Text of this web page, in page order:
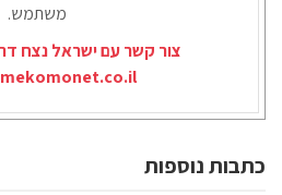
משתמש.
צור קשר עם ישראל נצח
כתבות נוספות